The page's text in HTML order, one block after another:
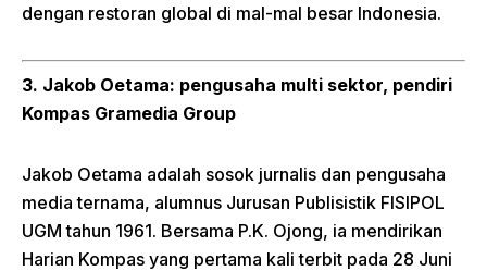
dengan restoran global di mal-mal besar Indonesia.
3. Jakob Oetama: pengusaha multi sektor, pendiri
Kompas Gramedia Group
Jakob Oetama adalah sosok jurnalis dan pengusaha
media ternama, alumnus Jurusan Publisistik FISIPOL
UGM tahun 1961. Bersama P.K. Ojong, ia mendirikan
Harian Kompas yang pertama kali terbit pada 28 Juni